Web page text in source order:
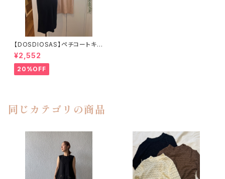
【DOSDIOSAS】ペチコートキャ
ミワンピース
¥2,552
20%OFF
同じカテゴリの商品